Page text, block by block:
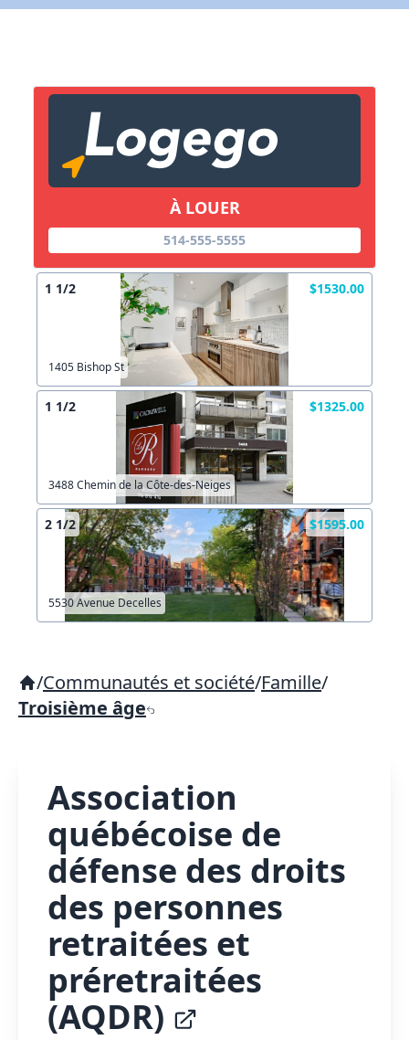
À LOUER
514-555-5555
1 1/2 $1530.00
1405 Bishop St
1 1/2 $1325.00
3488 Chemin de la Côte-des-Neiges
2 1/2 $1595.00
5530 Avenue Decelles
/Communautés et société/Famille/
Troisième âge
Association
québécoise de
défense des droits
des personnes
retraitées et
préretraitées
(AQDR)
X Fermer
Lien vers inscription (sera inclus dans courriel)
Copier lien
X Fermer Envoyez